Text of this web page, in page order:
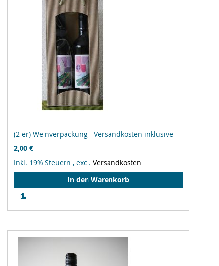
(2-er) Weinverpackung - Versandkosten inklusive
2,00 €
Inkl. 19% Steuern , excl. Versandkosten
In den Warenkorb
hinzufügen